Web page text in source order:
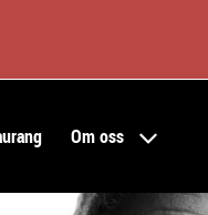
Om oss